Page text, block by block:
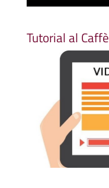
Tutorial al Caffè